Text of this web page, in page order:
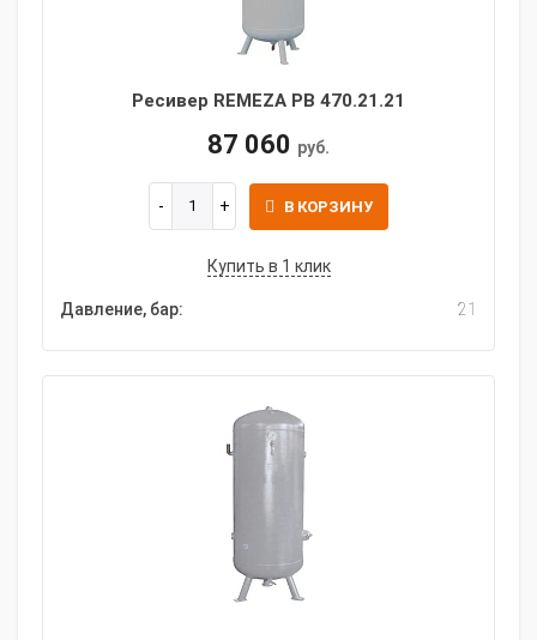
Ресивер REMEZA РВ 470.21.21
87 060 руб.
В КОРЗИНУ
Купить в 1 клик
Давление, бар: 21